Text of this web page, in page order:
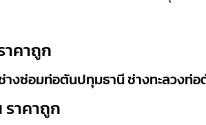
คาถูก
งซ่อมท่อตันปทุมธานี ช่างทะลวงท่
าคาถูก